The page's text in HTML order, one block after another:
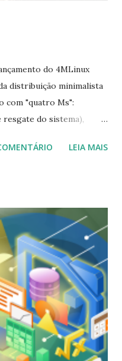
do 4MLinux
distribuição minimalista
com "quatro Ms":
resgate do sistema),
o daemon inetd)
"O status da série
Como sempre, o
novos recursos.
está agora
download. Dangerous
jogos que podem ser
(editor de código
4MLinux Wine. Nmap
foram adicionados ao
LEIA MAIS